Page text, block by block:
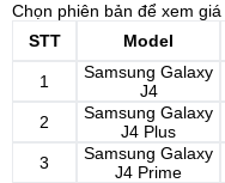
Chọn phiên bản để xem
STT
Model
1
Samsung Galaxy
J4
2
Samsung Galaxy
J4 Plus
3
Samsung Galaxy
J4 Prime